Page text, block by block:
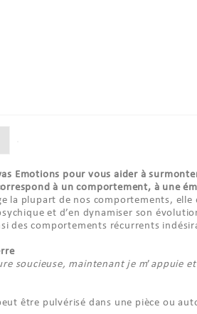
Emotions pour vous aider à
à un comportement, à une
la plupart de nos comportements,
et d’en dynamiser son
des comportements récurrents
soucieuse, maintenant je m’ appuie
être pulvérisé dans une pièce ou